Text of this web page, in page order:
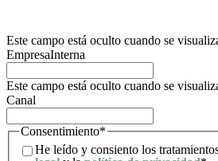
Este campo está oculto cuando se
EmpresaInterna
Este campo está oculto cuando se
Canal
Consentimiento*
He leído y consiento los